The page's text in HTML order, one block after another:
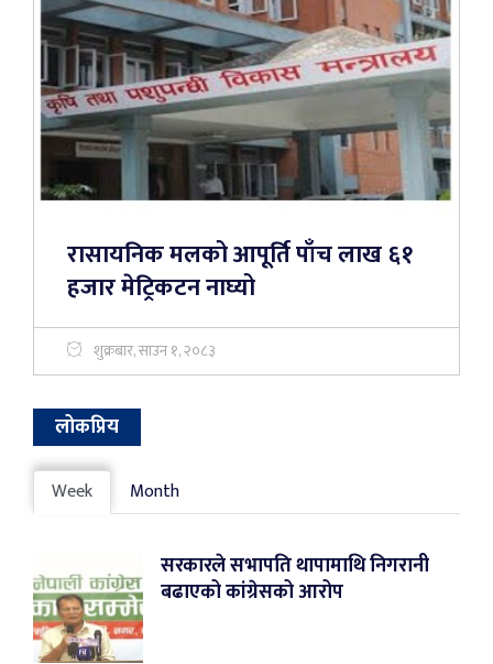
रासायनिक मलको आपूर्ति पाँच लाख ६१
हजार मेट्रिकटन नाघ्यो
शुक्रबार, साउन १, २०८३
लोकप्रिय
Week Month
सरकारले सभापति थापामाथि निगरानी
बढाएको कांग्रेसको आरोप